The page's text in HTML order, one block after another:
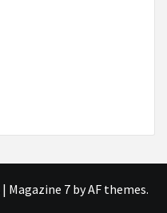
| Magazine 7by AF themes.